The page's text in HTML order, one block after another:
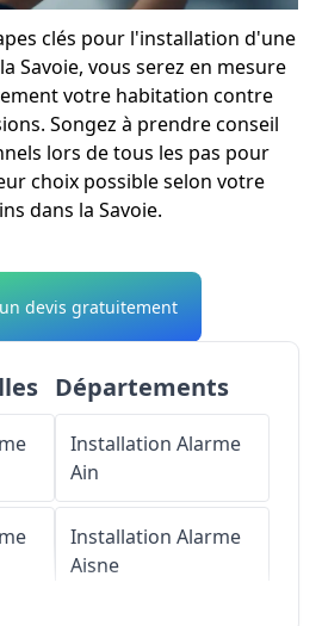
clés pour l'installation d'une
Savoie, vous serez en mesure
votre habitation contre
Songez à prendre conseil
lors de tous les pas pour
choix possible selon votre
dans la Savoie.
devis gratuitement
Départements
Installation Alarme
Ain
Installation Alarme
Aisne